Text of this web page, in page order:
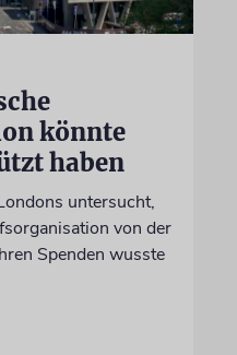
könnte
haben
untersucht,
von der
Spenden wusste